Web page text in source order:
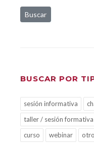
Buscar
BUSCAR POR
sesión informativa
taller / sesión formativa
curso
webinar